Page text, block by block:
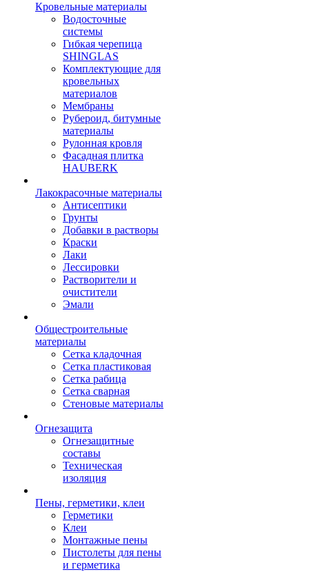
Кровельные материалы
Водосточные
системы
Гибкая черепица
SHINGLAS
Комплектующие для
кровельных
материалов
Мембраны
Рубероид, битумные
материалы
Рулонная кровля
Фасадная плитка
HAUBERK
Лакокрасочные материалы
Антисептики
Грунты
Добавки в растворы
Краски
Лаки
Лессировки
Растворители и
очистители
Эмали
Общестроительные
материалы
Сетка кладочная
Сетка пластиковая
Сетка рабица
Сетка сварная
Стеновые материалы
Огнезащита
Огнезащитные
составы
Техническая
изоляция
Пены, герметики, клеи
Герметики
Клеи
Монтажные пены
Пистолеты для пены
и герметика